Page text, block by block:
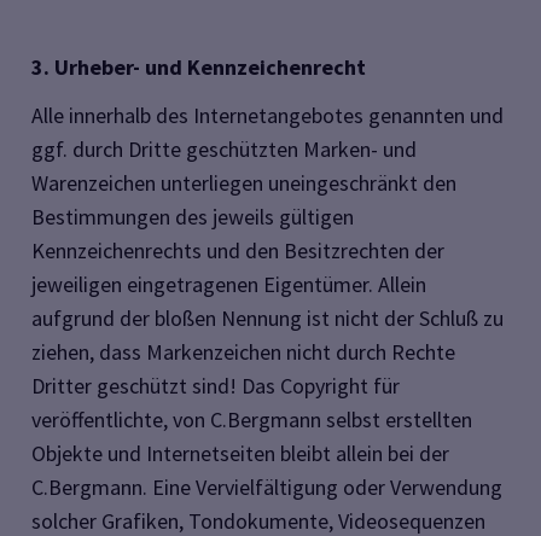
3. Urheber- und Kennzeichenrecht
Alle innerhalb des Internetangebotes genannten und
ggf. durch Dritte geschützten Marken- und
Warenzeichen unterliegen uneingeschränkt den
Bestimmungen des jeweils gültigen
Kennzeichenrechts und den Besitzrechten der
jeweiligen eingetragenen Eigentümer. Allein
aufgrund der bloßen Nennung ist nicht der Schluß zu
ziehen, dass Markenzeichen nicht durch Rechte
Dritter geschützt sind! Das Copyright für
veröffentlichte, von C.Bergmann selbst erstellten
Objekte und Internetseiten bleibt allein bei der
C.Bergmann. Eine Vervielfältigung oder Verwendung
solcher Grafiken, Tondokumente, Videosequenzen